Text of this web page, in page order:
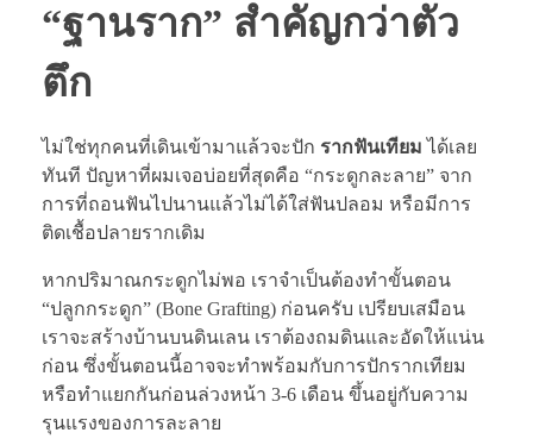
“ฐานราก” สำคัญกว่าตัว
ตึก
ไม่ใช่ทุกคนที่เดินเข้ามาแล้วจะปัก รากฟันเทียม ได้เลย
ทันที ปัญหาที่ผมเจอบ่อยที่สุดคือ “กระดูกละลาย” จาก
การที่ถอนฟันไปนานแล้วไม่ได้ใส่ฟันปลอม หรือมีการ
ติดเชื้อปลายรากเดิม
หากปริมาณกระดูกไม่พอ เราจำเป็นต้องทำขั้นตอน
“ปลูกกระดูก” (Bone Grafting) ก่อนครับ เปรียบเสมือน
เราจะสร้างบ้านบนดินเลน เราต้องถมดินและอัดให้แน่น
ก่อน ซึ่งขั้นตอนนี้อาจจะทำพร้อมกับการปักรากเทียม
หรือทำแยกกันก่อนล่วงหน้า 3-6 เดือน ขึ้นอยู่กับความ
รุนแรงของการละลาย